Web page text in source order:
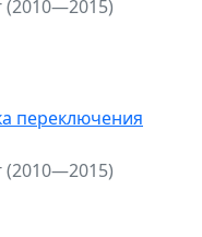
(2010—2015)
переключения
(2010—2015)